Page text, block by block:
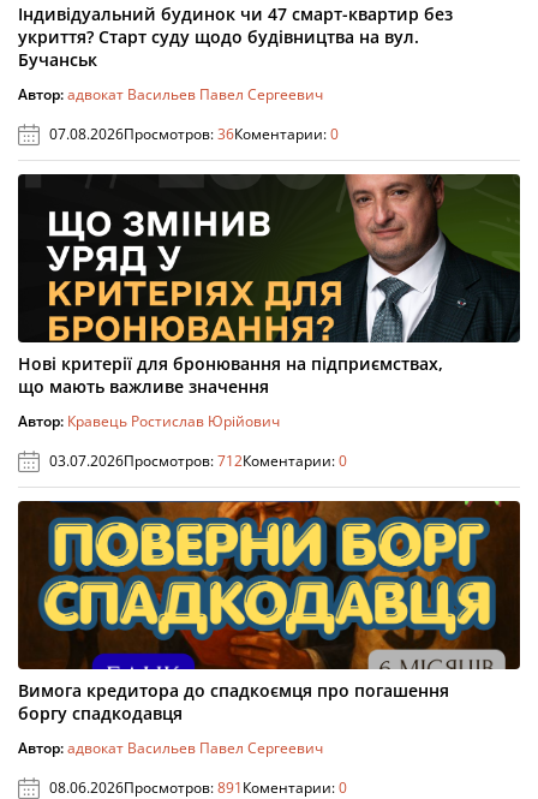
Індивідуальний будинок чи 47 смарт-квартир без
укриття? Старт суду щодо будівництва на вул.
Бучанськ
Автор:адвокат Васильев Павел Сергеевич
07.08.2026Просмотров:36Коментарии:0
Нові критерії для бронювання на підприємствах,
що мають важливе значення
Автор: Кравець Ростислав Юрійович
03.07.2026Просмотров:712Коментарии:0
Вимога кредитора до спадкоємця про погашення
боргу спадкодавця
Автор:адвокат Васильев Павел Сергеевич
08.06.2026Просмотров:891Коментарии:0